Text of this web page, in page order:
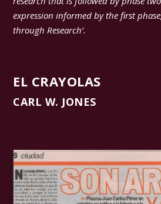
expression informed by the first
through Research’.
EL CRAYOLAS
CARL W. JONES